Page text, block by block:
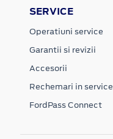
SERVICE
Operatiuni service
Garantii si revizii
Accesorii
Rechemari in service
FordPass Connect